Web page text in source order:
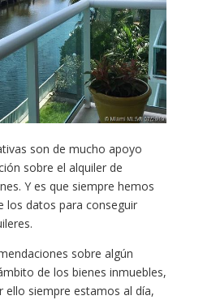
son de mucho apoyo
sobre el alquiler de
Y es que siempre hemos
los datos para conseguir
sobre algún
de los bienes inmuebles,
ello siempre estamos al día,